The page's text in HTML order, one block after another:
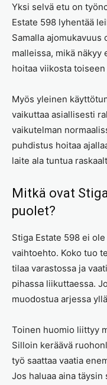
Yksi selvä etu on
Estate 598 lyhentää
Samalla
malleissa, mikä
hoitaa viikosta
Myös yleinen
vaikuttaa asiallisesti
vaikutelman
puhdistus hoitaa
laite ala tuntua
Mitkä ovat
puolet?
Stiga Estate 598 ei
vaihtoehto. Koko tuo
tilaa varastossa ja
pihassa liikuttaessa.
muodostua arjessa
Toinen huomio liittyy
Silloin keräävä
työ saattaa vaatia
Jos haluaa aina